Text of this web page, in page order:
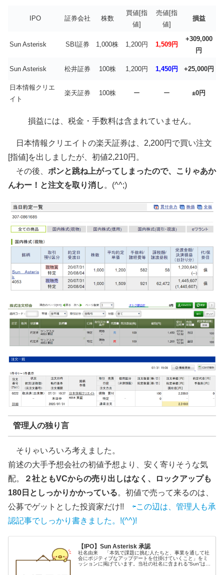
IPO 証券会社 株数
買値[指
値]
売値[指
値]
損益
Sun Asterisk SBI証券 1,000株 1,200円 1,509円
+309,000
円
Sun Asterisk 松井証券 100株 1,200円 1,450円 +25,000円
日本情報クリエ
イト
楽天証券 100株 ー ー ±0円
損益には、税金・手数料は含まれていません。
日本情報クリエイトの楽天証券は、2,200円で買い注文
[指値]を出しましたが、初値2,210円。
その後、 ポンと跳ね上がってしまったので、こりゃあか
んわー！と注文を取り消し 。(^^;)
管理人の独り言
そりゃいろいろ考えました。
前述の大手予想会社の初値予想より、安く寄りそうな気
配。
２社ともVCからの売り出しはなく、ロックアップも
180日としっかりかかっている。初値で売って来るのは、
公募でゲットとした投資家だけ!! ⇦この辺は、管理人も承
認記事でしっかり書きました。!(^^)!
【IPO】Sun Asterisk 承認
社名由来 「本気で課題に挑む人たちと、事業を通して社
会にポジティブなアップデートを仕掛けていくこと」をミ
ッションに掲げています。当社の社名に含まれる“Sun”はま